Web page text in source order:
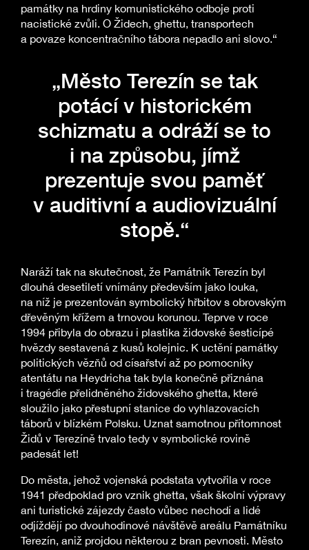
památky na hrdiny komunistického odboje proti
nacistické zvůli. O Židech, ghettu, transportech
a povaze koncentračního tábora nepadlo ani slovo.“
„Město Terezín se tak
potácí v historickém
schizmatu a odráží se to
i na způsobu, jímž
prezentuje svou paměť
v auditivní a audiovizuální
stopě.“
Naráží tak na skutečnost, že Památník Terezín byl
dlouhá desetiletí vnímány především jako louka,
na níž je prezentován symbolický hřbitov s obrovským
dřevěným křížem a trnovou korunou. Teprve v roce
1994 přibyla do obrazu i plastika židovské šesticípé
hvězdy sestavená z kusů kolejnic. K uctění památky
politických vězňů od císařství až po pomocníky
atentátu na Heydricha tak byla konečně přiznána
i tragédie přelidněného židovského ghetta, které
sloužilo jako přestupní stanice do vyhlazovacích
táborů v blízkém Polsku. Uznat samotnou přítomnost
Židů v Terezíně trvalo tedy v symbolické rovině
padesát let!
Do města, jehož vojenská podstata vytvořila v roce
1941 předpoklad pro vznik ghetta, však školní výpravy
ani turistické zájezdy často vůbec nechodí a lidé
odjíždějí po dvouhodinové návštěvě areálu Památníku
Terezín, aniž projdou některou z bran pevnosti. Město